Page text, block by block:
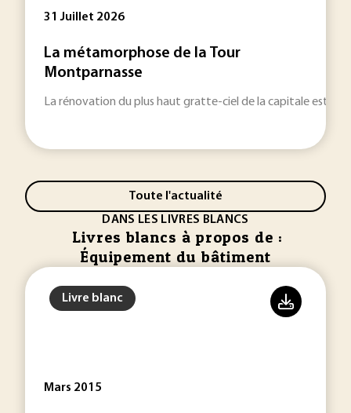
31 Juillet 2026
La métamorphose de la Tour
Montparnasse
La rénovation du plus haut gratte-ciel de la capitale est
Toute l'actualité
DANS LES LIVRES BLANCS
Livres blancs à propos de :
Équipement du bâtiment
Livre blanc
Mars 2015